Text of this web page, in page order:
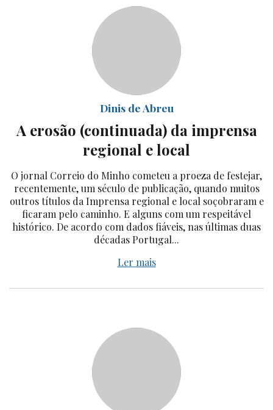
Dinis de Abreu
A erosão (continuada) da imprensa
regional e local
O jornal Correio do Minho cometeu a proeza de festejar,
recentemente, um século de publicação, quando muitos
outros títulos da Imprensa regional e local soçobraram e
ficaram pelo caminho. E alguns com um respeitável
histórico. De acordo com dados fiáveis, nas últimas duas
décadas Portugal...
Ler mais